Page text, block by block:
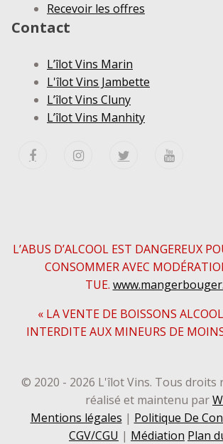
Recevoir les offres
Contact
L’îlot Vins Marin
L'îlot Vins Jambette
L’îlot Vins Cluny
L’îlot Vins Manhity
L’ABUS D’ALCOOL EST DANGEREUX
CONSOMMER AVEC
TUE.
« LA VENTE DE BOISSONS
INTERDITE AUX MINEURS DE
© 2020 - 2026 L'îlot Vins. Tous droits
réalisé et maintenu par
Mentions légales | Politique De
CGV/CGU | Médiation Plan